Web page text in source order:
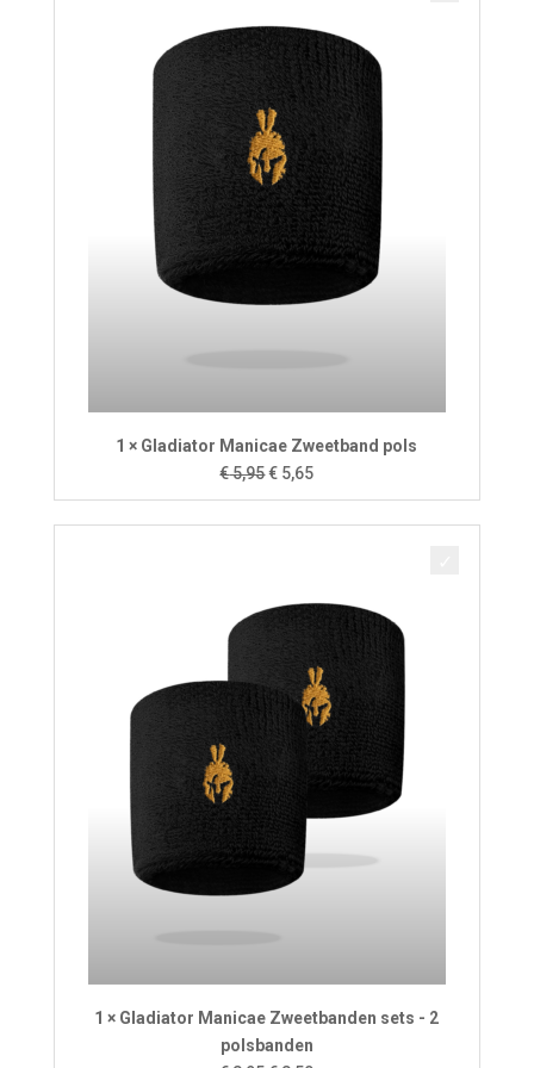
1 × Gladiator Manicae Zweetband pols
€5,95Oorspronkelijke
prijs
was:
€ 5,65Huidige
prijs
is:
1 × Gladiator Manicae Zweetbanden sets - 2
polsbanden